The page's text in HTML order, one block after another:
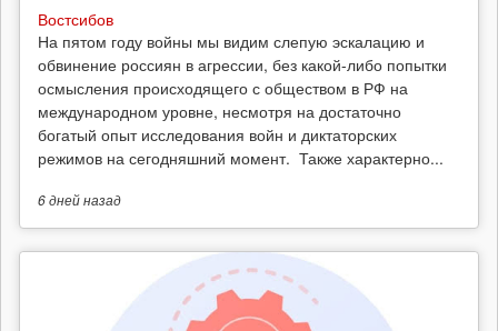
Востсибов
На пятом году войны мы видим слепую эскалацию и
обвинение россиян в агрессии, без какой-либо попытки
осмысления происходящего с обществом в РФ на
международном уровне, несмотря на достаточно
богатый опыт исследования войн и диктаторских
режимов на сегодняшний момент. Также характерно...
6 днейназад